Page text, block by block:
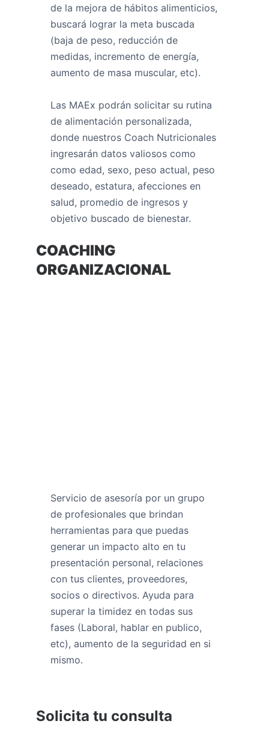
de la mejora de hábitos alimenticios,
buscará lograr la meta buscada
(baja de peso, reducción de
medidas, incremento de energía,
aumento de masa muscular, etc).
Las MAEx podrán solicitar su rutina
de alimentación personalizada,
donde nuestros Coach Nutricionales
ingresarán datos valiosos como
como edad, sexo, peso actual, peso
deseado, estatura, afecciones en
salud, promedio de ingresos y
objetivo buscado de bienestar.
COACHING
ORGANIZACIONAL
Servicio de asesoría por un grupo
de profesionales que brindan
herramientas para que puedas
generar un impacto alto en tu
presentación personal, relaciones
con tus clientes, proveedores,
socios o directivos. Ayuda para
superar la timidez en todas sus
fases (Laboral, hablar en publico,
etc), aumento de la seguridad en si
mismo.
Solicita tu consulta